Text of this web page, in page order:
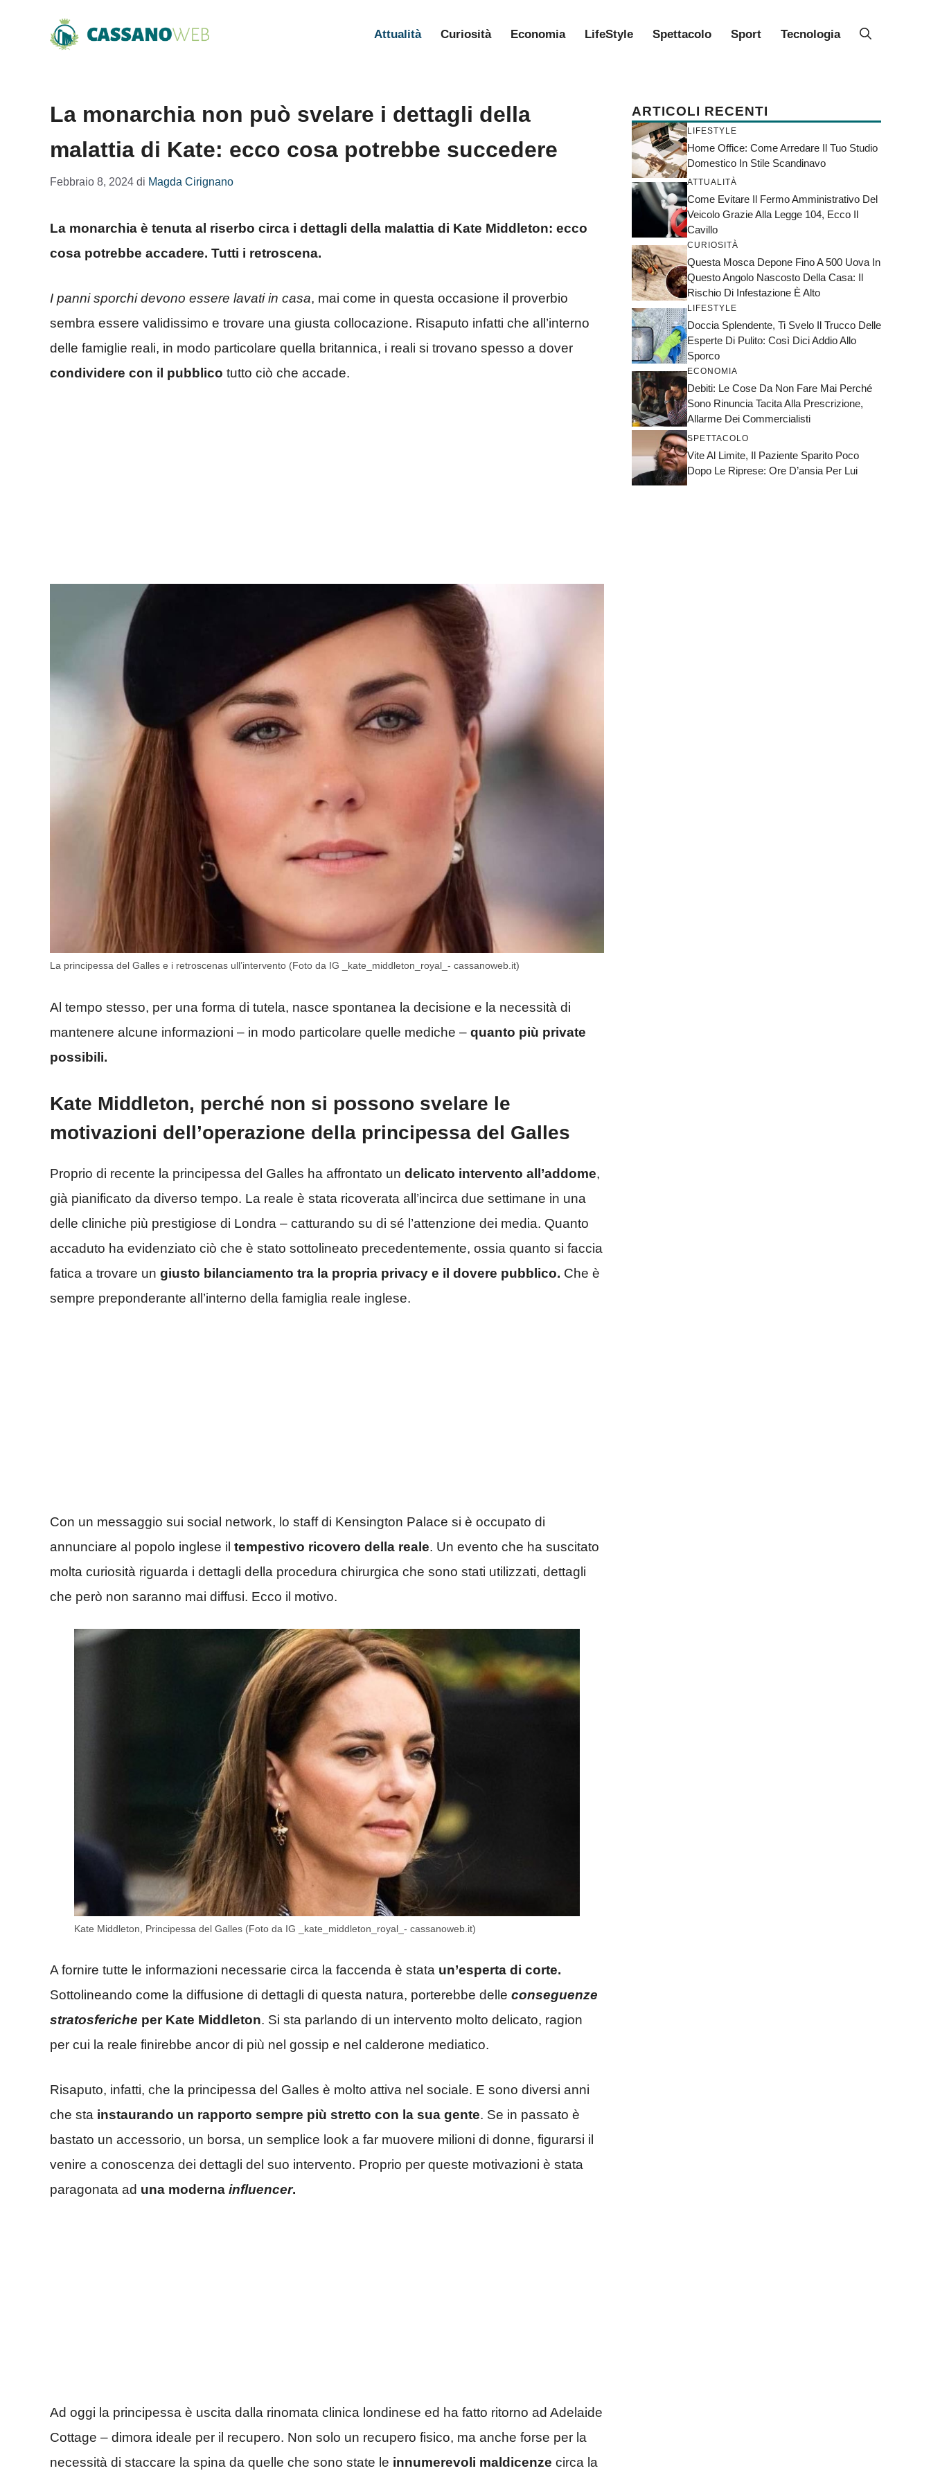
Attualità Curiosità Economia LifeStyle Spettacolo Sport Tecnologia
La monarchia non può svelare i dettagli della
malattia di Kate: ecco cosa potrebbe succedere
Febbraio 8, 2024 di Magda Cirignano
La monarchia è tenuta al riserbo circa i dettagli della malattia di Kate Middleton: ecco
cosa potrebbe accadere. Tutti i retroscena.
I panni sporchi devono essere lavati in casa, mai come in questa occasione il proverbio
sembra essere validissimo e trovare una giusta collocazione. Risaputo infatti che all’interno
delle famiglie reali, in modo particolare quella britannica, i reali si trovano spesso a dover
condividere con il pubblico tutto ciò che accade.
La principessa del Galles e i retroscenas ull’intervento (Foto da IG _kate_middleton_royal_- cassanoweb.it)
Al tempo stesso, per una forma di tutela, nasce spontanea la decisione e la necessità di
mantenere alcune informazioni – in modo particolare quelle mediche – quanto più private
possibili.
Kate Middleton, perché non si possono svelare le
motivazioni dell’operazione della principessa del Galles
Proprio di recente la principessa del Galles ha affrontato un delicato intervento all’addome,
già pianificato da diverso tempo. La reale è stata ricoverata all’incirca due settimane in una
delle cliniche più prestigiose di Londra – catturando su di sé l’attenzione dei media. Quanto
accaduto ha evidenziato ciò che è stato sottolineato precedentemente, ossia quanto si faccia
fatica a trovare un giusto bilanciamento tra la propria privacy e il dovere pubblico. Che è
sempre preponderante all’interno della famiglia reale inglese.
Con un messaggio sui social network, lo staff di Kensington Palace si è occupato di
annunciare al popolo inglese il tempestivo ricovero della reale. Un evento che ha suscitato
molta curiosità riguarda i dettagli della procedura chirurgica che sono stati utilizzati, dettagli
che però non saranno mai diffusi. Ecco il motivo.
Kate Middleton, Principessa del Galles (Foto da IG _kate_middleton_royal_- cassanoweb.it)
A fornire tutte le informazioni necessarie circa la faccenda è stata un’esperta di corte.
Sottolineando come la diffusione di dettagli di questa natura, porterebbe delle conseguenze
stratosferiche per Kate Middleton. Si sta parlando di un intervento molto delicato, ragion
per cui la reale finirebbe ancor di più nel gossip e nel calderone mediatico.
Risaputo, infatti, che la principessa del Galles è molto attiva nel sociale. E sono diversi anni
che sta instaurando un rapporto sempre più stretto con la sua gente. Se in passato è
bastato un accessorio, un borsa, un semplice look a far muovere milioni di donne, figurarsi il
venire a conoscenza dei dettagli del suo intervento. Proprio per queste motivazioni è stata
paragonata ad una moderna influencer.
Ad oggi la principessa è uscita dalla rinomata clinica londinese ed ha fatto ritorno ad Adelaide
Cottage – dimora ideale per il recupero. Non solo un recupero fisico, ma anche forse per la
necessità di staccare la spina da quelle che sono state le innumerevoli maldicenze circa la
ARTICOLI RECENTI
LIFESTYLE
Home Office: Come Arredare Il Tuo Studio
Domestico In Stile Scandinavo
ATTUALITÀ
Come Evitare Il Fermo Amministrativo Del
Veicolo Grazie Alla Legge 104, Ecco Il
Cavillo
CURIOSITÀ
Questa Mosca Depone Fino A 500 Uova In
Questo Angolo Nascosto Della Casa: Il
Rischio Di Infestazione È Alto
LIFESTYLE
Doccia Splendente, Ti Svelo Il Trucco Delle
Esperte Di Pulito: Così Dici Addio Allo
Sporco
ECONOMIA
Debiti: Le Cose Da Non Fare Mai Perché
Sono Rinuncia Tacita Alla Prescrizione,
Allarme Dei Commercialisti
SPETTACOLO
Vite Al Limite, Il Paziente Sparito Poco
Dopo Le Riprese: Ore D’ansia Per Lui